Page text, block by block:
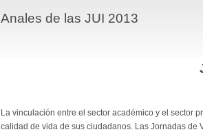
Anales de las JUI 2013
La vinculación entre el sector académico y el sector
calidad de vida de sus ciudadanos. Las Jornadas